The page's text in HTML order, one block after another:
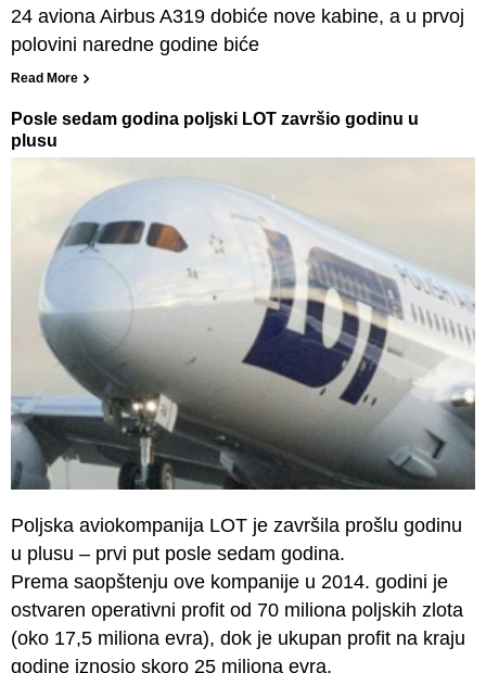
24 aviona Airbus A319 dobiće nove kabine, a u prvoj
polovini naredne godine biće
Read More
Posle sedam godina poljski LOT završio godinu u
plusu
Poljska aviokompanija LOT je završila prošlu godinu
u plusu – prvi put posle sedam godina.
Prema saopštenju ove kompanije u 2014. godini je
ostvaren operativni profit od 70 miliona poljskih zlota
(oko 17,5 miliona evra), dok je ukupan profit na kraju
godine iznosio skoro 25 miliona evra.